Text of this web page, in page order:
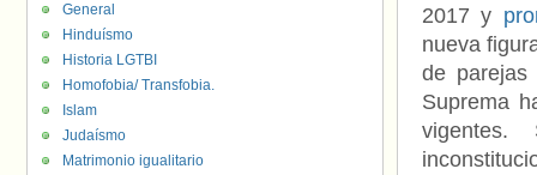
2017 y
nueva
de parejas
Suprema
vigentes.
General
Hinduísmo
Historia LGTBI
Homofobia/ Transfobia.
Islam
Judaísmo
Matrimonio igualitario